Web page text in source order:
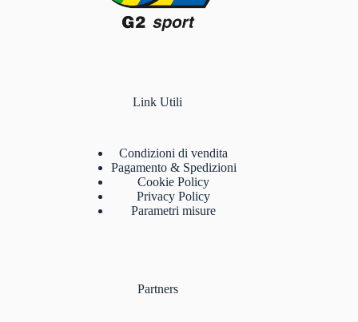
Link Utili
Condizioni di vendita
Pagamento & Spedizioni
Cookie Policy
Privacy Policy
Parametri misure
Partners